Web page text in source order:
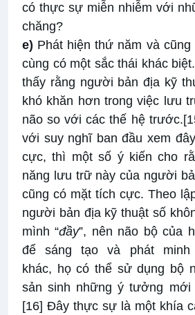
có thực sự miễn nhiễm với
chăng?
e) Phát hiện thứ năm và cũng
cùng có một sắc thái khác
thấy rằng người bản địa kỹ
khó khăn hơn trong việc lưu
não so với các thế hệ trước.
với suy nghĩ ban đầu xem
cực, thì một số ý kiến cho
năng lưu trữ này của người
cũng có mặt tích cực. Theo
người bản địa kỹ thuật số
mình “đầy”, nên não bộ của
để sáng tạo và phát
khác, họ có thể sử dụng bộ
sản sinh những ý tưởng mới
[16] Đây thực sự là một khía